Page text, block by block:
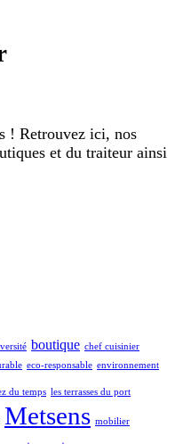
! Retrouvez ici, nos
et du traiteur ainsi
boutique chef cuisinier
eco-responsable environnement
du temps les terrasses du port
Metsens mobilier